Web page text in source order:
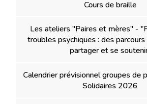
Cours de braille
Les ateliers "Paires et mères" -
troubles psychiques : des
partager et se
Calendrier prévisionnel groupes de
Solidaires 2026